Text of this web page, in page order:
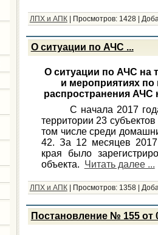
ЛПХ и АПК| Просмотров: 1428|
О ситуации по АЧС ...
О ситуации по АЧС на
и мероприятиях
распространения АЧС
С начала 2017 года
территории 23
том числе среди
42. За 12 месяцев 2017
края было
объекта. Читать далее ...
ЛПХ и АПК| Просмотров: 1358|
Постановление № 155 от